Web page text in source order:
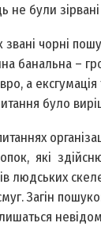
не були
звані чорні
банальна –
а
було
які
людських
Загін